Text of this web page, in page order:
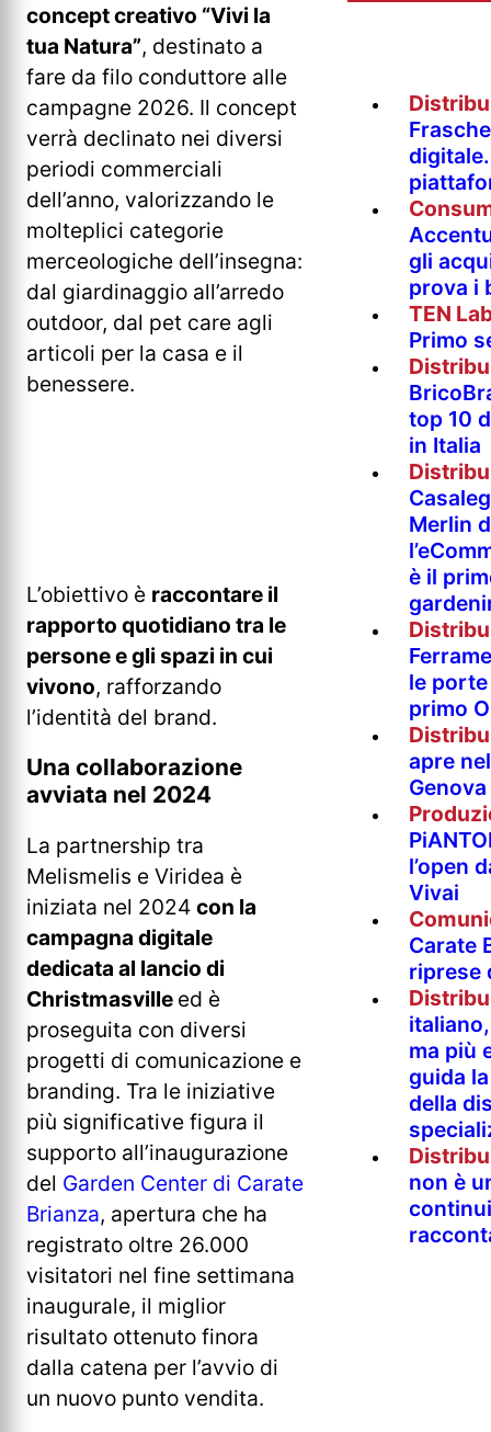
concept creativo “Vivi la
tua Natura”, destinato a
fare da filo conduttore alle
campagne 2026. Il concept
verrà declinato nei diversi
periodi commerciali
dell’anno, valorizzando le
molteplici categorie
merceologiche dell’insegna:
dal giardinaggio all’arredo
outdoor, dal pet care agli
articoli per la casa e il
benessere.
L’obiettivo è raccontare il
rapporto quotidiano tra le
persone e gli spazi in cui
vivono, rafforzando
l’identità del brand.
Una collaborazione
avviata nel 2024
La partnership tra
Melismelis e Viridea è
iniziata nel 2024 con la
campagna digitale
dedicata al lancio di
Christmasville ed è
proseguita con diversi
progetti di comunicazione e
branding. Tra le iniziative
più significative figura il
supporto all’inaugurazione
del Garden Center di Carate
Brianza, apertura che ha
registrato oltre 26.000
visitatori nel fine settimana
inaugurale, il miglior
risultato ottenuto finora
dalla catena per l’avvio di
un nuovo punto vendita.
gli
prova i
TEN
Primo
top 10
in Italia
Merlin
è il
le
primo
apre
Genova
l’open
Vivai
Carate
riprese
ma più
guida
della
non è